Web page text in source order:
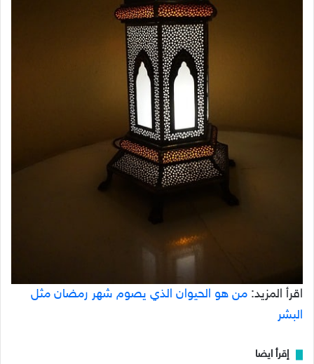
اقرأ المزيد: من هو الحيوان الذي يصوم شهر رمضان مثل
البشر
إقرأ ايضا